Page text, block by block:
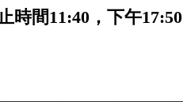
時間11:40，下午17:50